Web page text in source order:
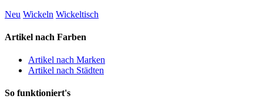
Neu Wickeln Wickeltisch
Artikel nach Farben
Artikel nach Marken
Artikel nach Städten
So funktioniert's